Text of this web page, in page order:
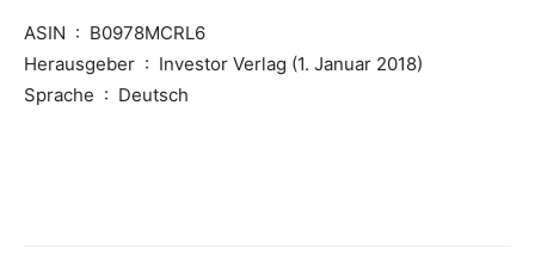
ASIN ‏ : ‎ B0978MCRL6
Herausgeber ‏ : ‎ Investor Verlag (1. Januar 2018)
Sprache ‏ : ‎ Deutsch